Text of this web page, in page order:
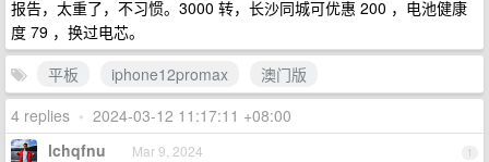
报告，太重了，不习惯。3000 转，长沙同城可优惠 200 ，电池健康
度 79 ，换过电芯。
平板
iphone12promax
澳门版
4 replies • 2024-03-12 11:17:11 +08:00
1
lchqfnu Mar 9, 2024